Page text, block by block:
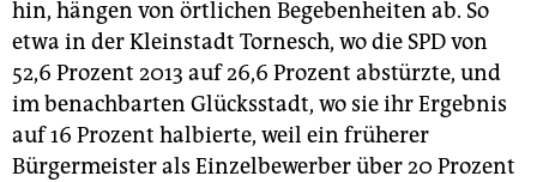
hin, hängen von örtlichen Begebenheiten ab. So
etwa in der Kleinstadt Tornesch, wo die SPD von
52,6 Prozent 2013 auf 26,6 Prozent abstürzte, und
im benachbarten Glücksstadt, wo sie ihr Ergebnis
auf 16 Prozent halbierte, weil ein früherer
Bürgermeister als Einzelbewerber über 20 Prozent